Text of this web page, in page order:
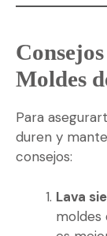
Moldes
Para
duren y
consejos:
Lava
moldes